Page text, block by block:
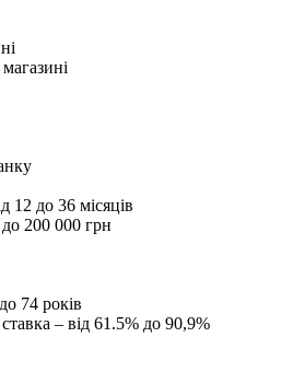
12 до 36 місяців
200 000 грн
74 років
– від 61.5% до 90,9%